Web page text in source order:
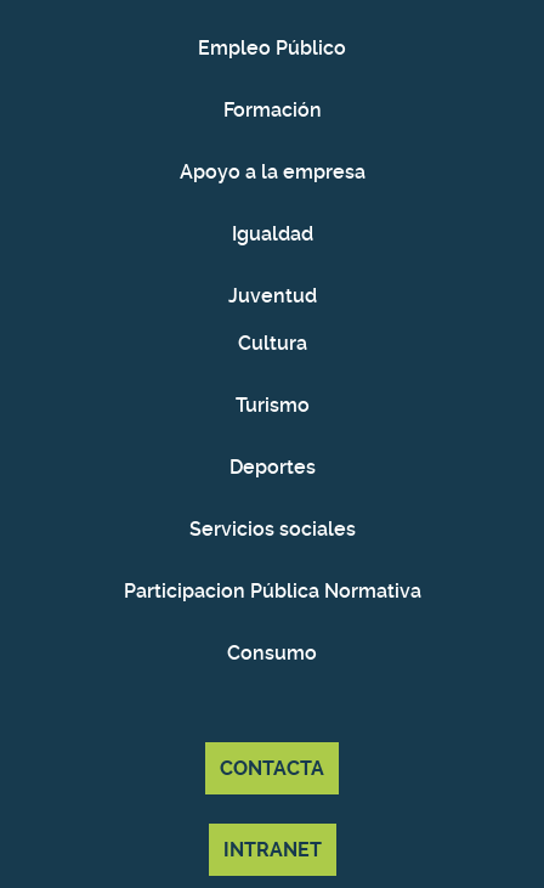
Empleo Público
Formación
Apoyo a la empresa
Igualdad
Juventud
Cultura
Turismo
Deportes
Servicios sociales
Participacion Pública Normativa
Consumo
CONTACTA
INTRANET